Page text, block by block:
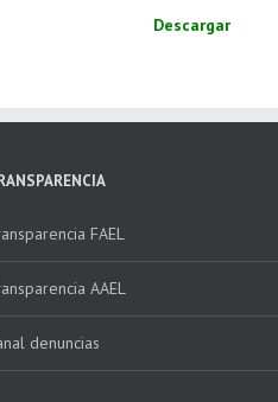
Descargar
FAEL
AAEL
denuncias